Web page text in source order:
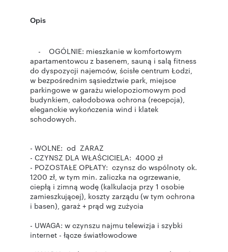
Opis
- OGÓLNIE: mieszkanie w komfortowym
apartamentowcu z basenem, sauną i salą fitness
do dyspozycji najemców, ścisłe centrum Łodzi,
w bezpośrednim sąsiedztwie park, miejsce
parkingowe w garażu wielopoziomowym pod
budynkiem, całodobowa ochrona (recepcja),
eleganckie wykończenia wind i klatek
schodowych.
- WOLNE: od ZARAZ
- CZYNSZ DLA WŁAŚCICIELA: 4000 zł
- POZOSTAŁE OPŁATY: czynsz do wspólnoty ok.
1200 zł, w tym min. zaliczka na ogrzewanie,
ciepłą i zimną wodę (kalkulacja przy 1 osobie
zamieszkującej), koszty zarządu (w tym ochrona
i basen), garaż + prąd wg zużycia
- UWAGA: w czynszu najmu telewizja i szybki
internet - łącze światłowodowe